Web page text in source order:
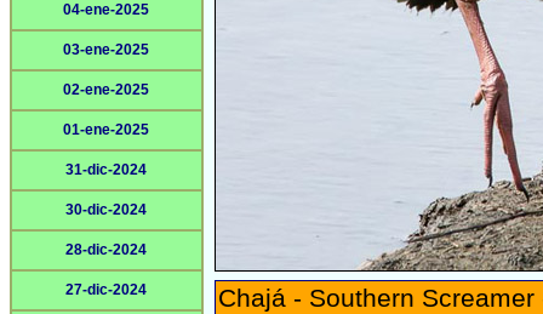
04-ene-2025
03-ene-2025
02-ene-2025
01-ene-2025
31-dic-2024
30-dic-2024
28-dic-2024
27-dic-2024 Chajá - Southern